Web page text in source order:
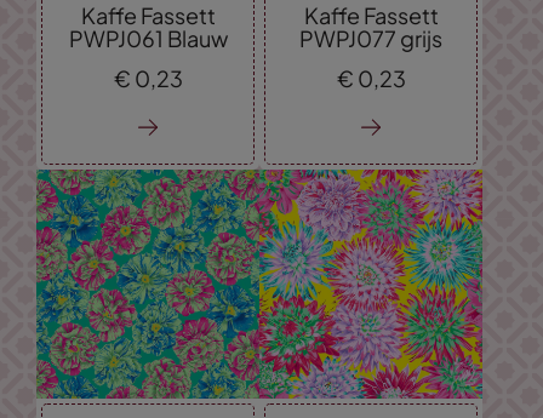
Kaffe Fassett
PWPJ061 Blauw
€ 0,23
Kaffe Fassett
PWPJ077 grijs
€ 0,23